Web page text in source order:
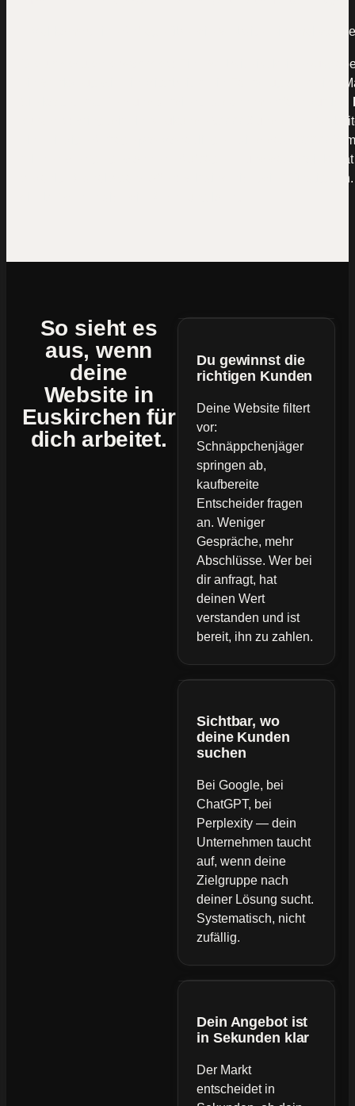
Mal kommt eine Anfrage über die Website rein, mal
Eine Website ist keine
ein Werkzeug wie ein Mitarbeiter, ein Fahrzeug oder eine
Bringt dir ein Neukunde 5.000 € und deine
eine einzige Anfrage pro Monat liegen, sind das 60.000 €
reichen wenige gewonnene Aufträge — und das Projekt
bezahlt. Deshalb ganz offen: Wir sind nicht die
So sieht es
aus, wenn
deine
Website in
Euskirchen für
dich arbeitet.
Du gewinnst die
richtigen Kunden
Deine Website filtert
vor:
Schnäppchenjäger
springen ab,
kaufbereite
Entscheider fragen
an. Weniger
Gespräche, mehr
Abschlüsse. Wer bei
dir anfragt, hat
deinen Wert
verstanden und ist
bereit, ihn zu zahlen.
Sichtbar, wo
deine Kunden
suchen
Bei Google, bei
ChatGPT, bei
Perplexity — dein
Unternehmen taucht
auf, wenn deine
Zielgruppe nach
deiner Lösung sucht.
Systematisch, nicht
zufällig.
Dein Angebot ist
in Sekunden klar
Der Markt
entscheidet in